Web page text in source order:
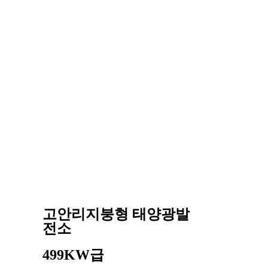
고안리지붕형 태양광발
전소
499KW급